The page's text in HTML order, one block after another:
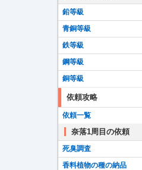
鉛等級
青銅等級
鉄等級
鋼等級
銅等級
依頼攻略
依頼一覧
奈落1周目の依頼
死臭調査
香料植物の種の納品